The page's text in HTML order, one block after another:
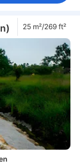
25 m²/269 ft²